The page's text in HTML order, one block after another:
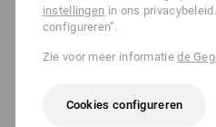
Multi holder pad e.s.tool concept
€ 10,77
instellingen in ons
configureren”.
Zie voor meer informatiede
Cookies configureren